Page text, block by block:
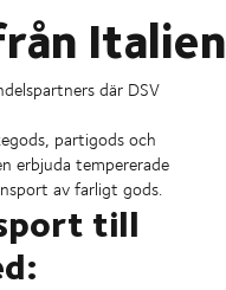
Italien
där DSV
partigods och
erbjuda tempererade
av farligt gods.
till